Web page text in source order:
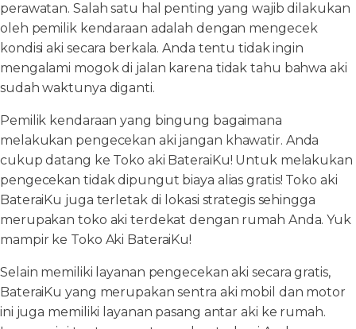
perawatan. Salah satu hal penting yang wajib dilakukan
oleh pemilik kendaraan adalah dengan mengecek
kondisi aki secara berkala. Anda tentu tidak ingin
mengalami mogok di jalan karena tidak tahu bahwa aki
sudah waktunya diganti.
Pemilik kendaraan yang bingung bagaimana
melakukan pengecekan aki jangan khawatir. Anda
cukup datang ke Toko aki BateraiKu! Untuk melakukan
pengecekan tidak dipungut biaya alias gratis! Toko aki
BateraiKu juga terletak di lokasi strategis sehingga
merupakan toko aki terdekat dengan rumah Anda. Yuk
mampir ke Toko Aki BateraiKu!
Selain memiliki layanan pengecekan aki secara gratis,
BateraiKu yang merupakan sentra aki mobil dan motor
ini juga memiliki layanan pasang antar aki ke rumah.